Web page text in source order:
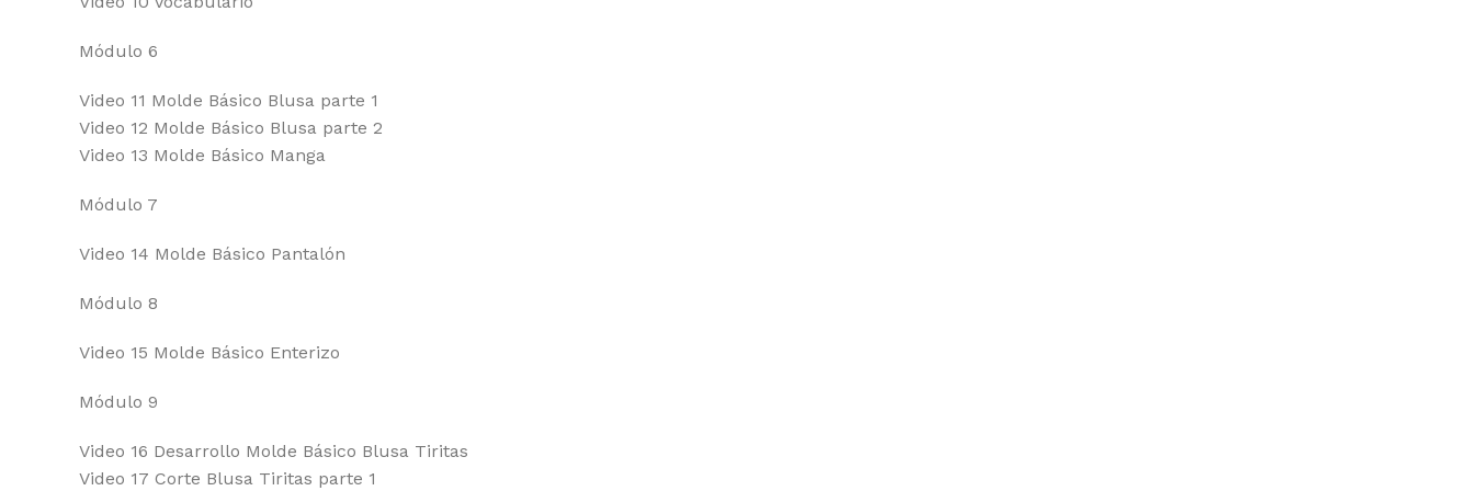
Módulo 6
Video 11 Molde Básico Blusa parte 1
Video 12 Molde Básico Blusa parte 2
Video 13 Molde Básico Manga
Módulo 7
Video 14 Molde Básico Pantalón
Módulo 8
Video 15 Molde Básico Enterizo
Módulo 9
Video 16 Desarrollo Molde Básico Blusa Tiritas
Video 17 Corte Blusa Tiritas parte 1